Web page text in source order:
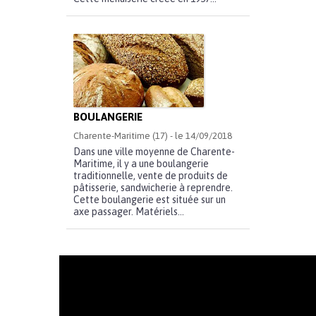
BOULANGERIE
Charente-Maritime (17) - le 14/09/2018
Dans une ville moyenne de Charente-
Maritime, il y a une boulangerie
traditionnelle, vente de produits de
pâtisserie, sandwicherie à reprendre.
Cette boulangerie est située sur un
axe passager. Matériels...